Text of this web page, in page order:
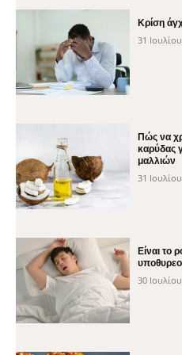
Κρίση
31
Πώς να
καρύδας
μαλλιών
31
Είναι το
30